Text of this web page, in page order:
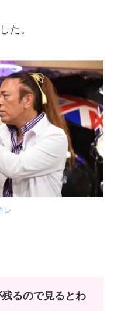
た。
レ
るので見るとわ